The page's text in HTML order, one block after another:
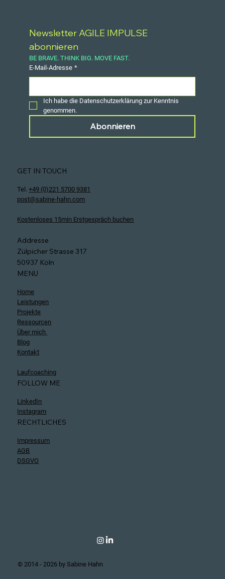
Newsletter AGILE IMPULSE
abonnieren
BE BRAVE. THINK BIG. MOVE FAST.
E-Mail-Adresse *
Ich habe die Datenschutzerklärung zur Kenntnis
genommen.
Abonnieren
GET IN TOUCH
Tel.+49 (0)221 5700 9381
post@sabine-hahn.com
Kostenloses 15min Erstgespräch buchen
Addresse
Zülpicher Strasse 317
50937 Köln
MENU
Home
Leistungen
Projekte
Ressourcen
Über mich
Blog
Kontakt
Laufcoaching
FOLLOW ME
LinkedIn
Instagram
RECHTLICHES
Impressum
AGB
DSGVO
© 2014 - 2026 by Sabine Hahn